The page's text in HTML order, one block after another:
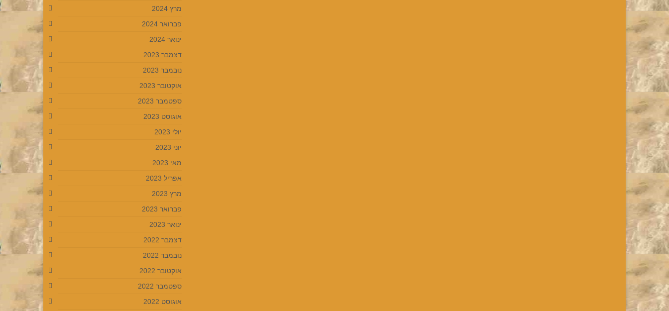
מרץ 2024
פברואר 2024
ינואר 2024
דצמבר 2023
נובמבר 2023
אוקטובר 2023
ספטמבר 2023
אוגוסט 2023
יולי 2023
יוני 2023
מאי 2023
אפריל 2023
מרץ 2023
פברואר 2023
ינואר 2023
דצמבר 2022
נובמבר 2022
אוקטובר 2022
ספטמבר 2022
אוגוסט 2022